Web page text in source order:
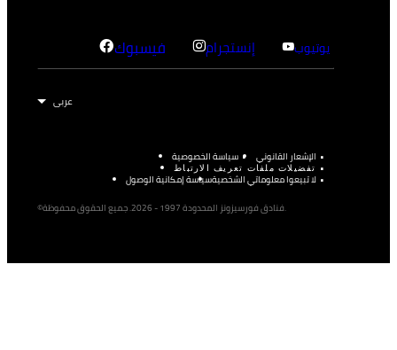
فيسبوك إنستجرام يوتيوب
الإشعار القانوني سياسة الخصوصية
تفضيلات ملفات تعريف الارتباط
لا تبيعوا معلوماتي الشخصيةسياسة إمكانية الوصول
©فنادق فورسيزونز المحدودة 1997 - 2026. جميع الحقوق محفوظة.